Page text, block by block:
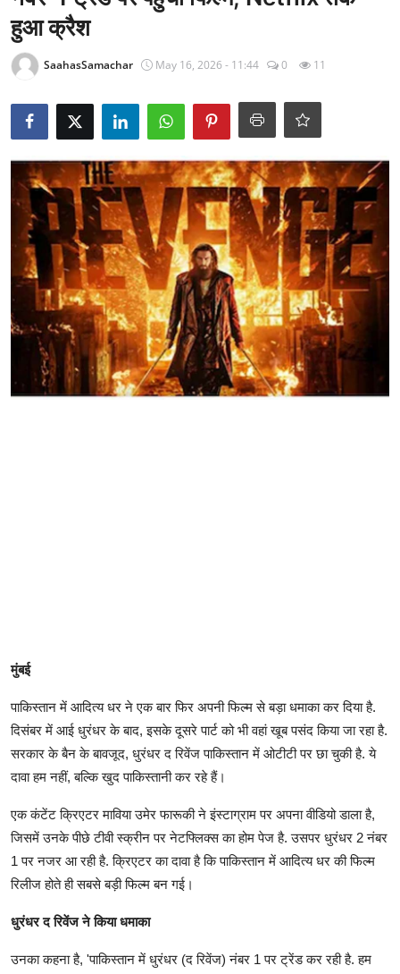
खेल
Epaper
धर्म
लाइफस्टाइल
टेक
हुआ क्रैश
SaahasSamachar May 16, 2026 - 11:44 0 11
मुंबई
पाकिस्तान में आदित्य धर ने एक बार फिर अपनी फिल्म से बड़ा धमाका कर दिया है.
दिसंबर में आई धुरंधर के बाद, इसके दूसरे पार्ट को भी वहां खूब पसंद किया जा रहा है.
सरकार के बैन के बावजूद, धुरंधर द रिवेंज पाकिस्तान में ओटीटी पर छा चुकी है. ये
दावा हम नहीं, बल्कि खुद पाकिस्तानी कर रहे हैं।
एक कंटेंट क्रिएटर माविया उमेर फारूकी ने इंस्टाग्राम पर अपना वीडियो डाला है,
जिसमें उनके पीछे टीवी स्क्रीन पर नेटफ्लिक्स का होम पेज है. उसपर धुरंधर 2 नंबर
1 पर नजर आ रही है. क्रिएटर का दावा है कि पाकिस्तान में आदित्य धर की फिल्म
रिलीज होते ही सबसे बड़ी फिल्म बन गई।
धुरंधर द रिवेंज ने किया धमाका
उनका कहना है, 'पाकिस्तान में धुरंधर (द रिवेंज) नंबर 1 पर ट्रेंड कर रही है. हम